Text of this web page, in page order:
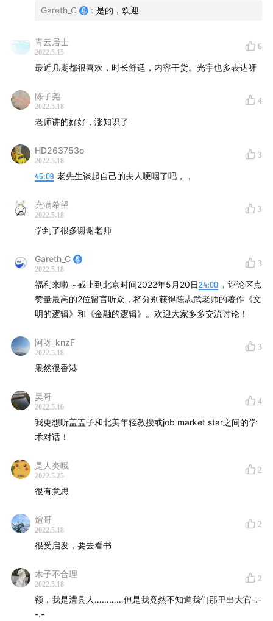
Gareth_C : 是的，欢迎
青云居士
2022.5.15
6
最近几期都很喜欢，时长舒适，内容干货。光宇也多表达呀
陈子尧
2022.5.18
4
老师讲的好好，涨知识了
HD263753o
2022.5.18
3
45:09 老先生谈起自己的夫人哽咽了吧，，
充满希望
2022.5.18
3
学到了很多谢谢老师
Gareth_C
2022.5.18
3
福利来啦～截止到北京时间2022年5月20日24:00 ，评论区点
赞量最高的2位留言听众，将分别获得陈志武老师的著作《文
明的逻辑》和《金融的逻辑》。欢迎大家多多交流讨论！
阿呀_knzF
2022.5.18
3
果然很香港
昊哥
2022.5.16
4
我更想听盖盖子和北美年轻教授或job market star之间的学
术对话！
是人类哦
2022.5.25
2
很有意思
煊哥
2022.5.18
2
很受启发，要去看书
木子不合理
2022.5.18
2
额，我是澧县人…………但是我竟然不知道我们那里出大官-.-
-.-